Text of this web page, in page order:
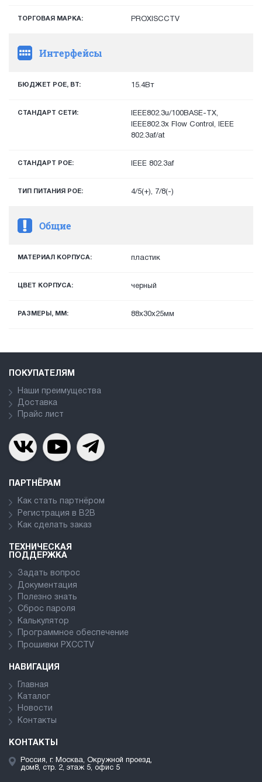
ТОРГОВАЯ МАРКА: PROXISCCTV
Интерфейсы
БЮДЖЕТ POE, ВТ: 15.4Вт
СТАНДАРТ СЕТИ:
IEEE802.3u/100BASE-TX,
IEEE802.3x Flow Control, IEEE
802.3af/at
СТАНДАРТ POE: IEEE 802.3af
ТИП ПИТАНИЯ POE: 4/5(+), 7/8(-)
Общие
МАТЕРИАЛ КОРПУСА: пластик
ЦВЕТ КОРПУСА: черный
РАЗМЕРЫ, ММ: 88x30x25мм
ПОКУПАТЕЛЯМ
Наши преимущества
Доставка
Прайс лист
ПАРТНЁРАМ
Как стать партнёром
Регистрация в В2В
Как сделать заказ
ТЕХНИЧЕСКАЯ
ПОДДЕРЖКА
Задать вопрос
Документация
Полезно знать
Сброс пароля
Калькулятор
Программное обеспечение
Прошивки PXCCTV
НАВИГАЦИЯ
Главная
Каталог
Новости
Контакты
КОНТАКТЫ
Россия, г. Москва, Окружной проезд,
дом8, стр. 2, этаж 5, офис 5